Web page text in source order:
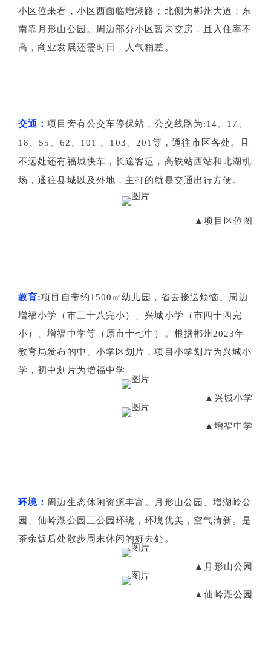
小区位来看，小区西面临增湖路；北侧为郴州大道；东
南靠月形山公园。周边部分小区暂未交房，且入住率不
高，商业发展还需时日，人气稍差。
交通：项目旁有公交车停保站，公交线路为:14、17、
18、55、62、101 、103、201等，通往市区各处。且
不远处还有福城快车，长途客运，高铁站西站和北湖机
场，通往县城以及外地，主打的就是交通出行方便。
▲项目区位图
教育:项目自带约1500㎡幼儿园，省去接送烦恼。周边
增福小学（市三十八完小）、兴城小学（市四十四完
小）、增福中学等（原市十七中）。根据郴州2023年
教育局发布的中、小学区划片，项目小学划片为兴城小
学，初中划片为增福中学。
▲兴城小学
▲增福中学
环境： 周边生态休闲资源丰富。月形山公园、增湖岭公
园、仙岭湖公园三公园环绕，环境优美，空气清新。是
茶余饭后处散步周末休闲的好去处。
▲月形山公园
▲仙岭湖公园